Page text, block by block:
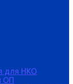
для НКО
ОП